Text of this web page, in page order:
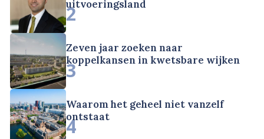
uitvoeringsland
2
Zeven jaar zoeken naar
koppelkansen in kwetsbare wijken
3
Waarom het geheel niet vanzelf
ontstaat
4